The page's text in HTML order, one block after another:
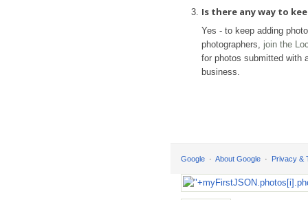
Is there any way to
Yes - to keep adding
photographers, join the
for photos submitted with
business.
Google About Google Privacy &